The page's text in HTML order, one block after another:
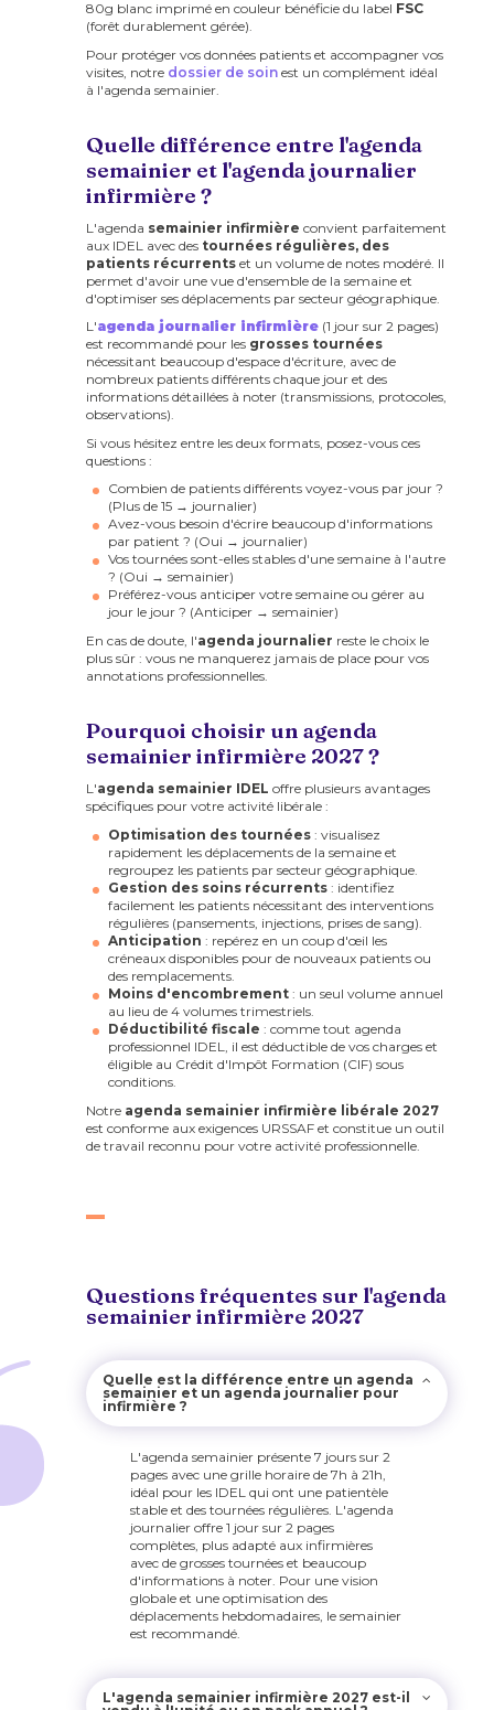
80g blanc imprimé en couleur bénéficie du label FSC
(forêt durablement gérée).
Pour protéger vos données patients et accompagner vos
visites, notre dossier de soin est un complément idéal
à l'agenda semainier.
Quelle différence entre l'agenda
semainier et l'agenda journalier
infirmière ?
L'agenda semainier infirmière convient parfaitement
aux IDEL avec des tournées régulières, des
patients récurrents et un volume de notes modéré. Il
permet d'avoir une vue d'ensemble de la semaine et
d'optimiser ses déplacements par secteur géographique.
L'agenda journalier infirmière (1 jour sur 2 pages)
est recommandé pour les grosses tournées
nécessitant beaucoup d'espace d'écriture, avec de
nombreux patients différents chaque jour et des
informations détaillées à noter (transmissions, protocoles,
observations).
Si vous hésitez entre les deux formats, posez-vous ces
questions :
Combien de patients différents voyez-vous par jour ?
(Plus de 15 → journalier)
Avez-vous besoin d'écrire beaucoup d'informations
par patient ? (Oui → journalier)
Vos tournées sont-elles stables d'une semaine à l'autre
? (Oui → semainier)
Préférez-vous anticiper votre semaine ou gérer au
jour le jour ? (Anticiper → semainier)
En cas de doute, l'agenda journalier reste le choix le
plus sûr : vous ne manquerez jamais de place pour vos
annotations professionnelles.
Pourquoi choisir un agenda
semainier infirmière 2027 ?
L'agenda semainier IDEL offre plusieurs avantages
spécifiques pour votre activité libérale :
Optimisation des tournées : visualisez
rapidement les déplacements de la semaine et
regroupez les patients par secteur géographique.
Gestion des soins récurrents : identifiez
facilement les patients nécessitant des interventions
régulières (pansements, injections, prises de sang).
Anticipation : repérez en un coup d'œil les
créneaux disponibles pour de nouveaux patients ou
des remplacements.
Moins d'encombrement : un seul volume annuel
au lieu de 4 volumes trimestriels.
Déductibilité fiscale : comme tout agenda
professionnel IDEL, il est déductible de vos charges et
éligible au Crédit d'Impôt Formation (CIF) sous
conditions.
Notre agenda semainier infirmière libérale 2027
est conforme aux exigences URSSAF et constitue un outil
de travail reconnu pour votre activité professionnelle.
Questions fréquentes sur l'agenda
semainier infirmière 2027
Quelle est la différence entre un agenda
semainier et un agenda journalier pour
infirmière ?
L'agenda semainier présente 7 jours sur 2
pages avec une grille horaire de 7h à 21h,
idéal pour les IDEL qui ont une patientèle
stable et des tournées régulières. L'agenda
journalier offre 1 jour sur 2 pages
complètes, plus adapté aux infirmières
avec de grosses tournées et beaucoup
d'informations à noter. Pour une vision
globale et une optimisation des
déplacements hebdomadaires, le semainier
est recommandé.
L'agenda semainier infirmière 2027 est-il